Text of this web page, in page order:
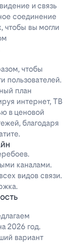
и связь
соединение
чтобы вы могли
чтобы
пользователей.
план
интернет, ТВ
в ценовой
благодаря
каналами.
видов связи.
2026 год.
вариант